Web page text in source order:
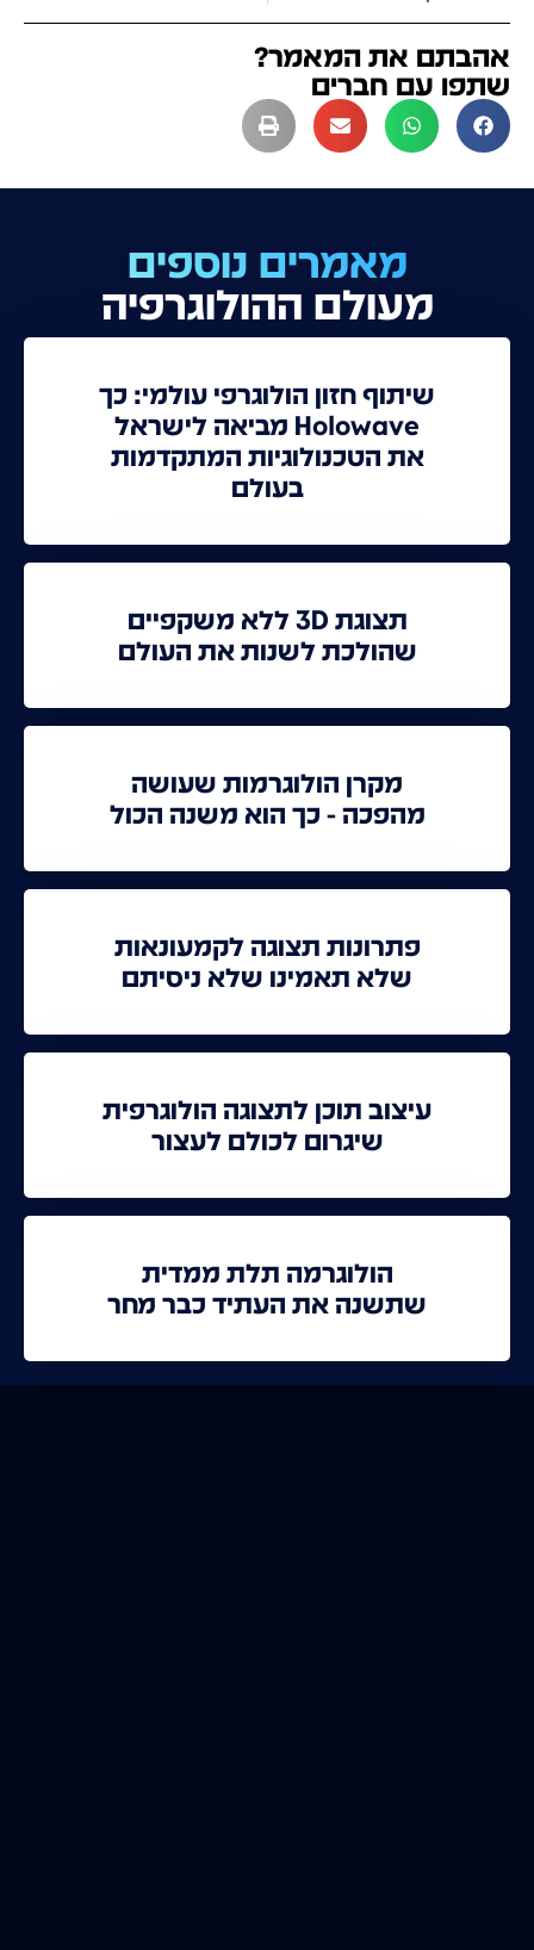
אהבתם את המאמר?
שתפו עם חברים
מאמרים נוספים
מעולם ההולוגרפיה
שיתוף חזון הולוגרפי עולמי: כך
Holowave מביאה לישראל
את הטכנולוגיות המתקדמות
בעולם
תצוגת 3D ללא משקפיים
שהולכת לשנות את העולם
מקרן הולוגרמות שעושה
מהפכה - כך הוא משנה הכול
פתרונות תצוגה לקמעונאות
שלא תאמינו שלא ניסיתם
עיצוב תוכן לתצוגה הולוגרפית
שיגרום לכולם לעצור
הולוגרמה תלת ממדית
שתשנה את העתיד כבר מחר